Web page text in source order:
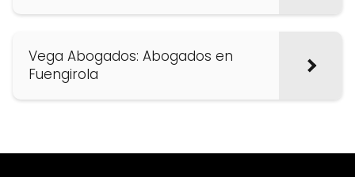
Vega Abogados: Abogados en
Fuengirola